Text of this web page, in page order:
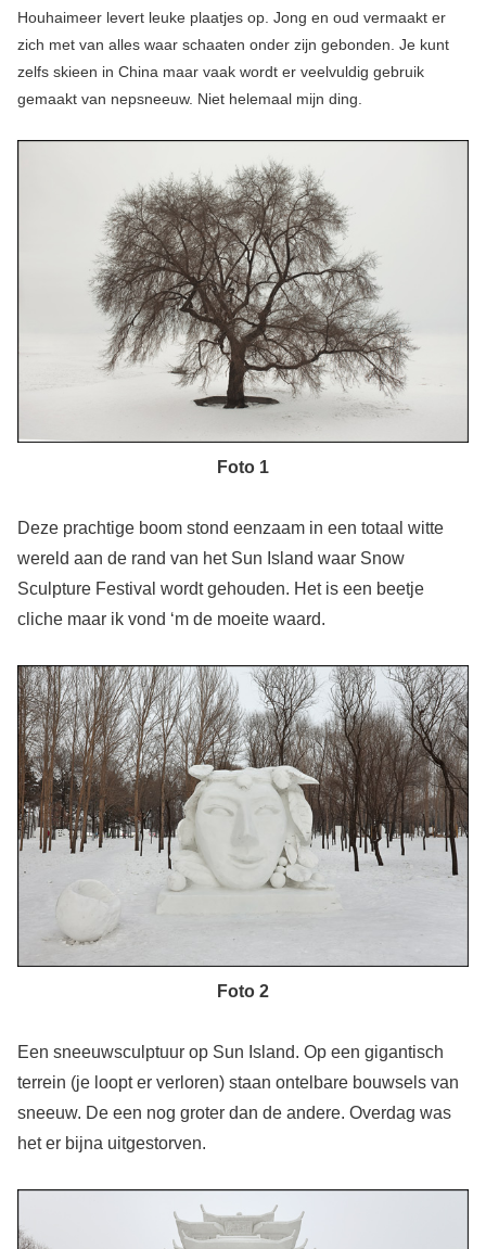
Houhaimeer levert leuke plaatjes op. Jong en oud vermaakt er
zich met van alles waar schaaten onder zijn gebonden. Je kunt
zelfs skieen in China maar vaak wordt er veelvuldig gebruik
gemaakt van nepsneeuw. Niet helemaal mijn ding.
Foto 1
Deze prachtige boom stond eenzaam in een totaal witte
wereld aan de rand van het Sun Island waar Snow
Sculpture Festival wordt gehouden. Het is een beetje
cliche maar ik vond ‘m de moeite waard.
Foto 2
Een sneeuwsculptuur op Sun Island. Op een gigantisch
terrein (je loopt er verloren) staan ontelbare bouwsels van
sneeuw. De een nog groter dan de andere. Overdag was
het er bijna uitgestorven.